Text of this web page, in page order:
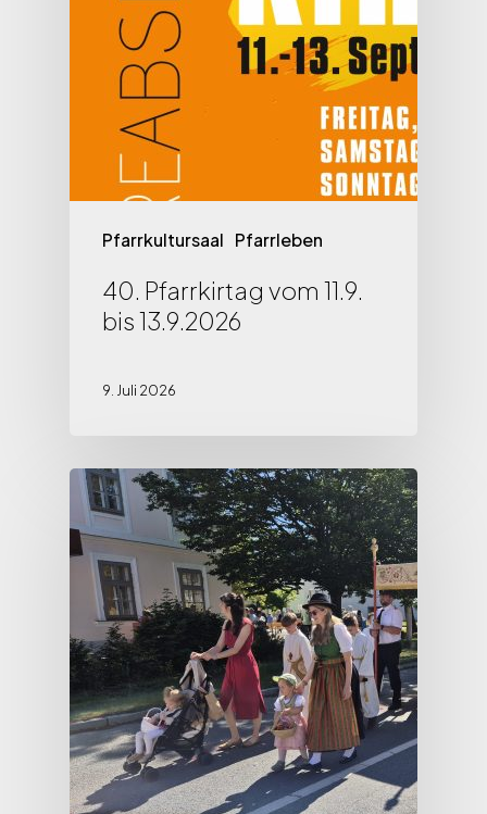
Pfarrkultursaal Pfarrleben
40. Pfarrkirtag vom 11.9.
bis 13.9.2026
9. Juli 2026